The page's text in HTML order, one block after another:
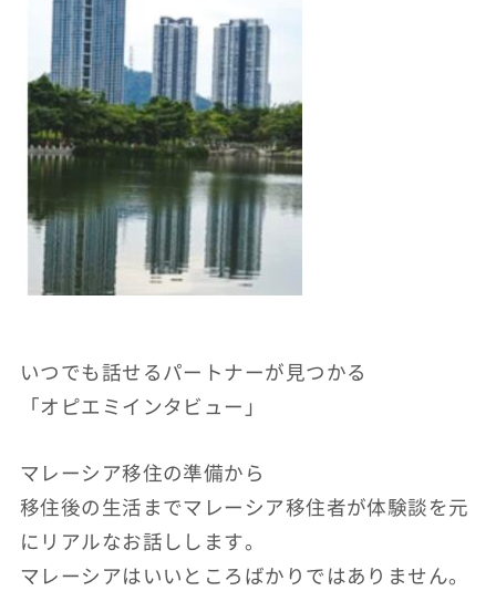
いつでも話せるパートナーが見つかる
「オピエミインタビュー」
マレーシア移住の準備から
移住後の生活までマレーシア移住者が体験談を元
にリアルなお話しします。
マレーシアはいいところばかりではありません。